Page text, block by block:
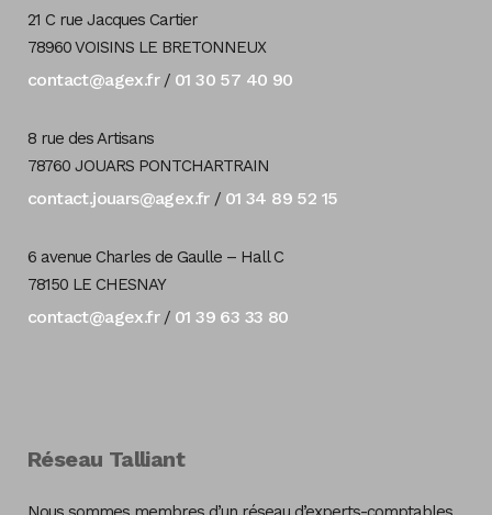
21 C rue Jacques Cartier
78960 VOISINS LE BRETONNEUX
contact@agex.fr/ 01 30 57 40 90
8 rue des Artisans
78760 JOUARS PONTCHARTRAIN
contact.jouars@agex.fr/ 01 34 89 52 15
6 avenue Charles de Gaulle – Hall C
78150 LE CHESNAY
contact@agex.fr/ 01 39 63 33 80
Réseau Talliant